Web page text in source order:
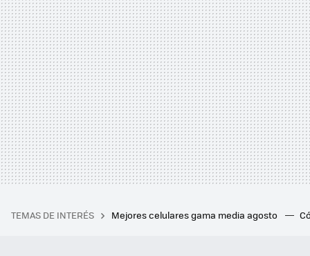
TEMAS DE INTERÉS Mejores celulares gama media agosto